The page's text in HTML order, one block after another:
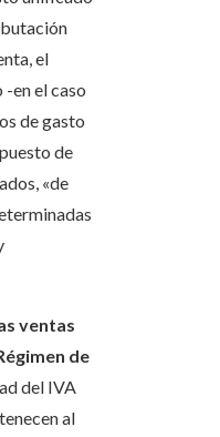
el
en el caso
de gasto
de
«de
ventas
de
del IVA
al